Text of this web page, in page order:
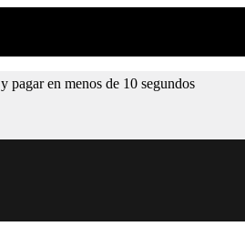
en menos de 10 segundos